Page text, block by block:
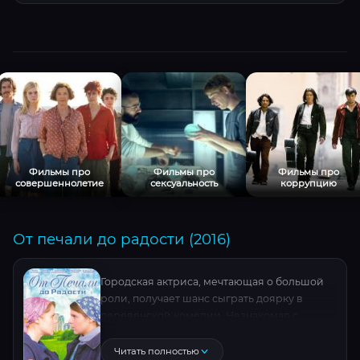
Фильмы про
совершеннолетие
Фильмы про
сексуальность
Фильмы про
коррупцию
От печали до радости (2016)
Городская актриса, мечтающая о большой
роли, получает шанс сыграть доярку в
коровы вызывают панику, а сельский быт
Читать полностью